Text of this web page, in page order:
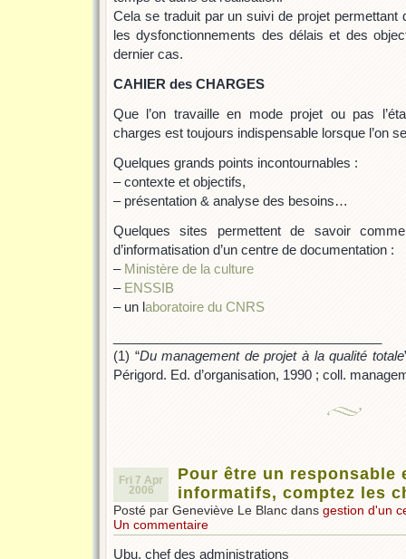
Cela se traduit par un suivi de projet permettant
les dysfonctionnements des délais et des
dernier cas.
CAHIER des CHARGES
Que l’on travaille en mode projet ou pas
charges est toujours indispensable lorsque l’on
Quelques grands points incontournables :
– contexte et objectifs,
– présentation & analyse des besoins…
Quelques sites permettent de savoir
d’informatisation d’un centre de documentation :
– Ministère de la culture
– ENSSIB
– un laboratoire du CNRS
(1) “Du management de projet à la qualité totale
Périgord. Ed. d’organisation, 1990 ; coll.
Fri 7 Apr
2006
Pour être un responsable
informatifs, comptez les
Posté par Geneviève Le Blanc dans gestion d'un
Un commentaire
Ubu, chef des administrations